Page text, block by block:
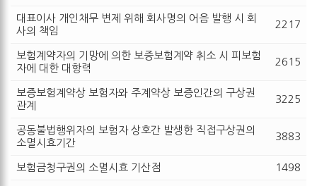
대표이사 개인채무 변제 위해 회사명의 어음 발행 시 회
사의 책임
2217
보험계약자의 기망에 의한 보증보험계약 취소 시 피보험
자에 대한 대항력
2615
보증보험계약상 보험자와 주계약상 보증인간의 구상권
관계
3225
공동불법행위자의 보험자 상호간 발생한 직접구상권의
소멸시효기간
3883
보험금청구권의 소멸시효 기산점 1498